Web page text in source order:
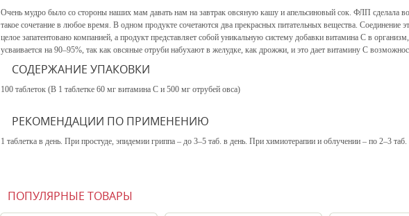
Очень мудро было со стороны наших мам давать нам на завтрак овсяную кашу и апельсиновый сок. ФЛП сделала
такое сочетание в любое время. В одном продукте сочетаются два прекрасных питательных вещества. Соединение
целое запатентовано компанией, а продукт представляет собой уникальную систему добавки витамина С в
усваивается на 90–95%, так как овсяные отруби набухают в желудке, как дрожжи, и это дает витамину С
СОДЕРЖАНИЕ УПАКОВКИ
100 таблеток (В 1 таблетке 60 мг витамина С и 500 мг отрубей овса)
РЕКОМЕНДАЦИИ ПО ПРИМЕНЕНИЮ
1 таблетка в день. При простуде, эпидемии гриппа – до 3–5 таб. в день. При химиотерапии и облучении – по 2–3 таб.
ПОПУЛЯРНЫЕ ТОВАРЫ